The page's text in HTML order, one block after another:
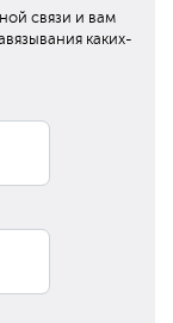
связи и вам
каких-